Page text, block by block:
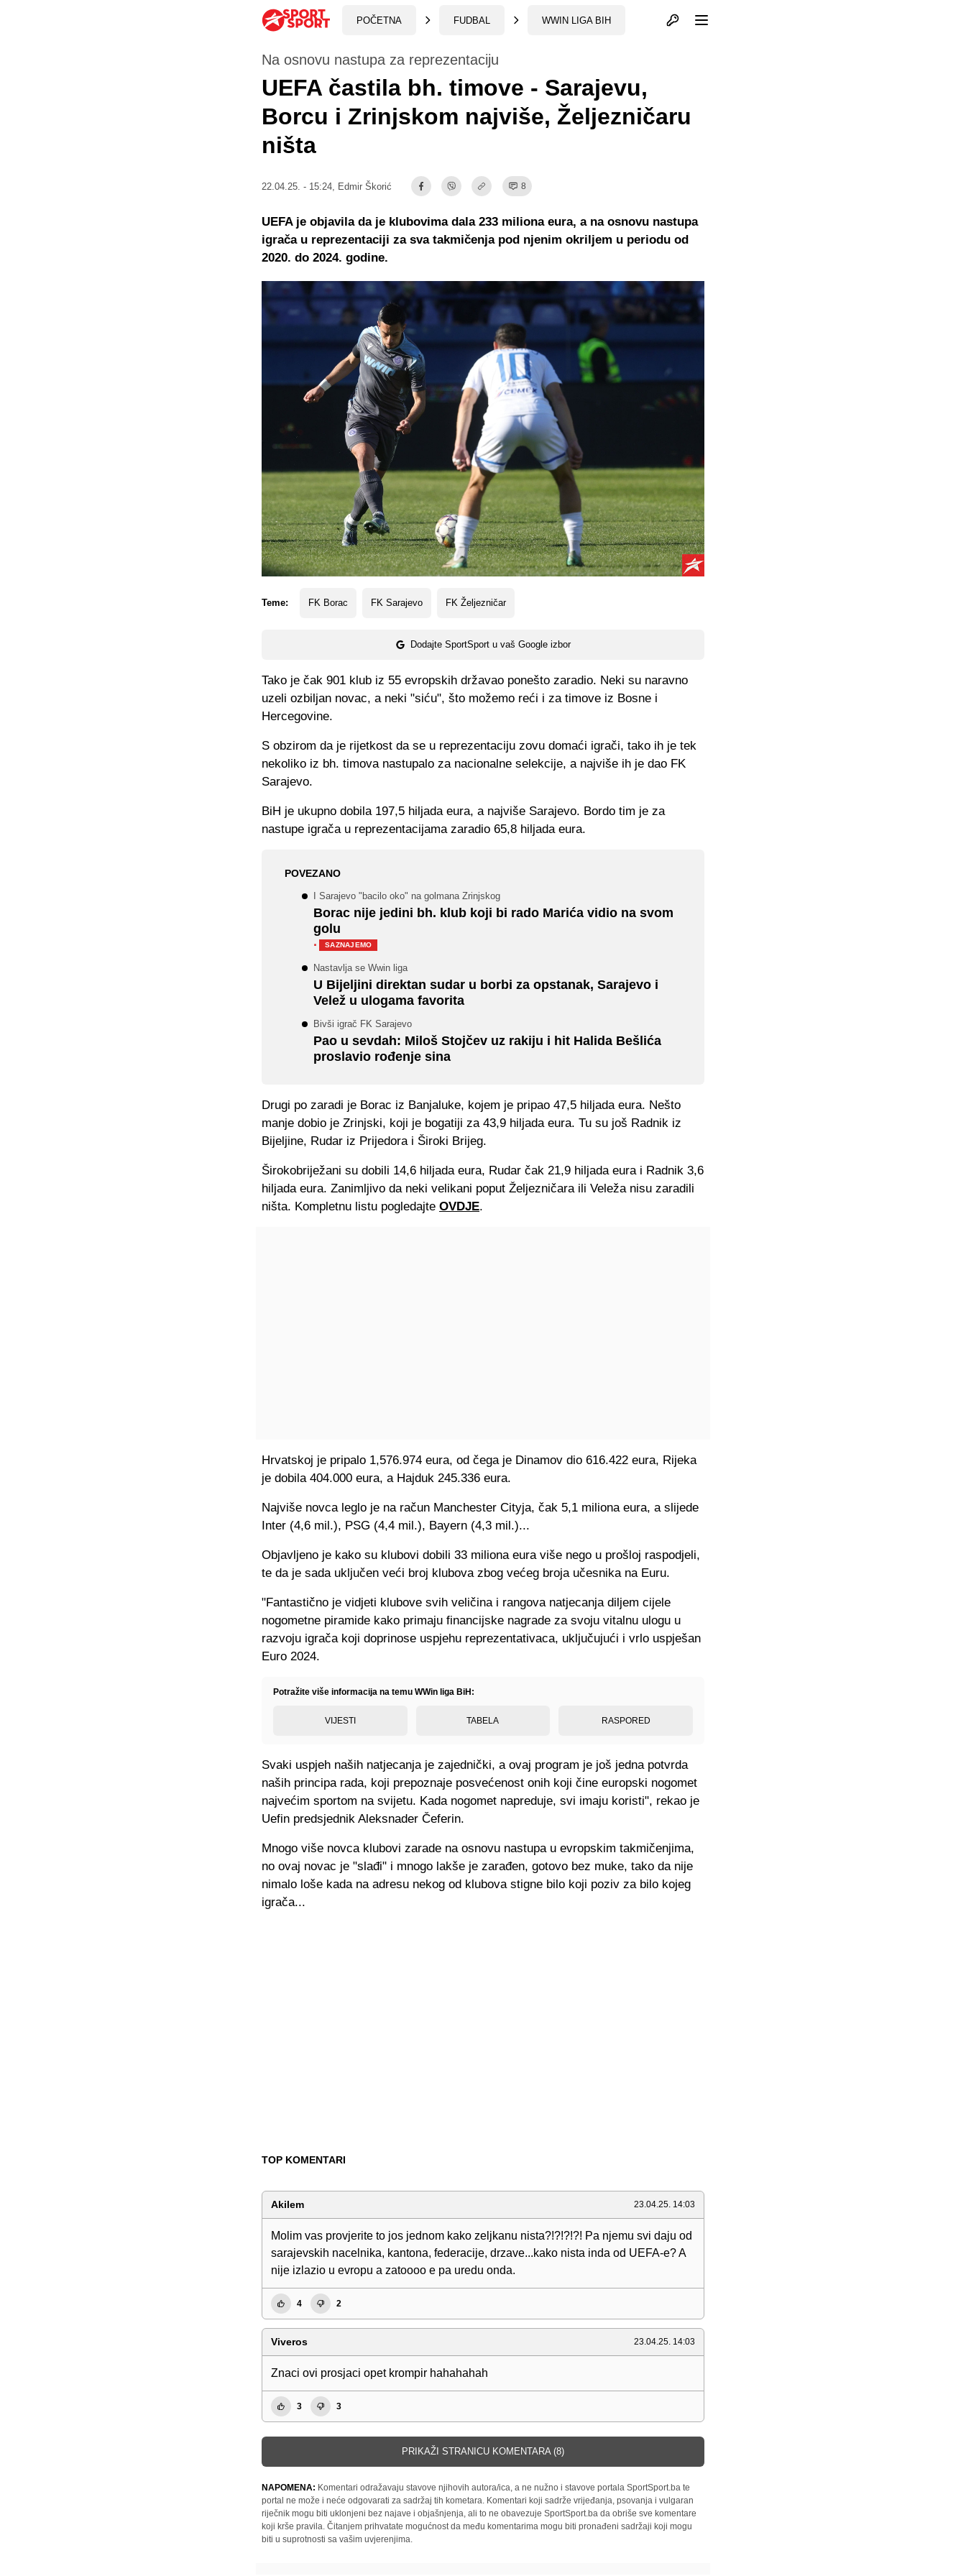
POČETNA FUDBAL WWIN LIGA BIH Otvori profil
Na osnovu nastupa za reprezentaciju
UEFA častila bh. timove - Sarajevu,
Borcu i Zrinjskom najviše, Željezničaru
ništa
22.04.25. - 15:24, Edmir Škorić 8
Teme: FK Borac FK Sarajevo FK Željezničar
Dodajte SportSport u vaš Google izbor
UEFA je objavila da je klubovima dala 233 miliona eura, a na osnovu nastupa
igrača u reprezentaciji za sva takmičenja pod njenim okriljem u periodu od
2020. do 2024. godine.
Tako je čak 901 klub iz 55 evropskih državao ponešto zaradio. Neki su naravno
uzeli ozbiljan novac, a neki "siću", što možemo reći i za timove iz Bosne i
Hercegovine.
S obzirom da je rijetkost da se u reprezentaciju zovu domaći igrači, tako ih je tek
nekoliko iz bh. timova nastupalo za nacionalne selekcije, a najviše ih je dao FK
Sarajevo.
BiH je ukupno dobila 197,5 hiljada eura, a najviše Sarajevo. Bordo tim je za
nastupe igrača u reprezentacijama zaradio 65,8 hiljada eura.
POVEZANO
I Sarajevo "bacilo oko" na golmana Zrinjskog
Borac nije jedini bh. klub koji bi rado Marića vidio na svom
golu
·
SAZNAJEMO
Nastavlja se Wwin liga
U Bijeljini direktan sudar u borbi za opstanak, Sarajevo i
Velež u ulogama favorita
Bivši igrač FK Sarajevo
Pao u sevdah: Miloš Stojčev uz rakiju i hit Halida Bešlića
proslavio rođenje sina
Drugi po zaradi je Borac iz Banjaluke, kojem je pripao 47,5 hiljada eura. Nešto
manje dobio je Zrinjski, koji je bogatiji za 43,9 hiljada eura. Tu su još Radnik iz
Bijeljine, Rudar iz Prijedora i Široki Brijeg.
Širokobriježani su dobili 14,6 hiljada eura, Rudar čak 21,9 hiljada eura i Radnik 3,6
hiljada eura. Zanimljivo da neki velikani poput Željezničara ili Veleža nisu zaradili
ništa. Kompletnu listu pogledajte OVDJE.
Hrvatskoj je pripalo 1,576.974 eura, od čega je Dinamov dio 616.422 eura, Rijeka
je dobila 404.000 eura, a Hajduk 245.336 eura.
Najviše novca leglo je na račun Manchester Cityja, čak 5,1 miliona eura, a slijede
Inter (4,6 mil.), PSG (4,4 mil.), Bayern (4,3 mil.)...
Objavljeno je kako su klubovi dobili 33 miliona eura više nego u prošloj raspodjeli,
te da je sada uključen veći broj klubova zbog većeg broja učesnika na Euru.
"Fantastično je vidjeti klubove svih veličina i rangova natjecanja diljem cijele
nogometne piramide kako primaju financijske nagrade za svoju vitalnu ulogu u
razvoju igrača koji doprinose uspjehu reprezentativaca, uključujući i vrlo uspješan
Euro 2024.
Potražite više informacija na temu WWin liga BiH:
VIJESTI TABELA RASPORED
Svaki uspjeh naših natjecanja je zajednički, a ovaj program je još jedna potvrda
naših principa rada, koji prepoznaje posvećenost onih koji čine europski nogomet
najvećim sportom na svijetu. Kada nogomet napreduje, svi imaju koristi", rekao je
Uefin predsjednik Aleksnader Čeferin.
Mnogo više novca klubovi zarade na osnovu nastupa u evropskim takmičenjima,
no ovaj novac je "slađi" i mnogo lakše je zarađen, gotovo bez muke, tako da nije
nimalo loše kada na adresu nekog od klubova stigne bilo koji poziv za bilo kojeg
igrača...
TOP KOMENTARI
Akilem 23.04.25. 14:03
Molim vas provjerite to jos jednom kako zeljkanu nista?!?!?!?! Pa njemu svi daju od
sarajevskih nacelnika, kantona, federacije, drzave...kako nista inda od UEFA-e? A
nije izlazio u evropu a zatoooo e pa uredu onda.
4 2
Viveros 23.04.25. 14:03
Znaci ovi prosjaci opet krompir hahahahah
3 3
PRIKAŽI STRANICU KOMENTARA (8)
NAPOMENA: Komentari odražavaju stavove njihovih autora/ica, a ne nužno i stavove portala SportSport.ba te
portal ne može i neće odgovarati za sadržaj tih kometara. Komentari koji sadrže vrijeđanja, psovanja i vulgaran
riječnik mogu biti uklonjeni bez najave i objašnjenja, ali to ne obavezuje SportSport.ba da obriše sve komentare
koji krše pravila. Čitanjem prihvatate mogućnost da među komentarima mogu biti pronađeni sadržaji koji mogu
biti u suprotnosti sa vašim uvjerenjima.